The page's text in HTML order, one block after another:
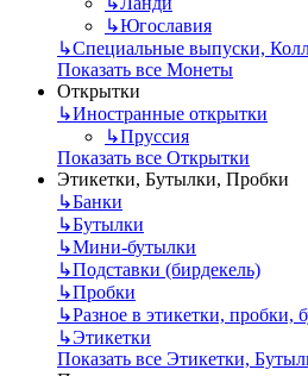
↳Югославия
↳Специальные выпуски,
Показать все Монеты
Открытки
↳Иностранные открытки
↳Пруссия
Показать все Открытки
Этикетки, Бутылки, Пробки
↳Банки
↳Бутылки
↳Мини-бутылки
↳Подставки (бирдекель)
↳Пробки
↳Разное в этикетки, пробки,
↳Этикетки
Показать все Этикетки,